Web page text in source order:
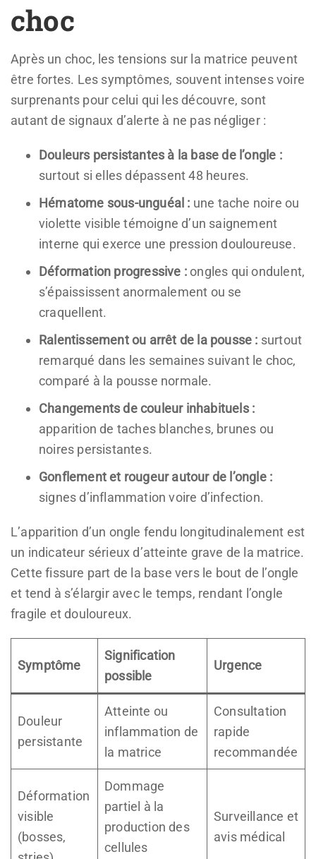
choc
Après un choc, les tensions sur la matrice peuvent
être fortes. Les symptômes, souvent intenses voire
surprenants pour celui qui les découvre, sont
autant de signaux d’alerte à ne pas négliger :
Douleurs persistantes à la base de l’ongle :
surtout si elles dépassent 48 heures.
Hématome sous-unguéal : une tache noire ou
violette visible témoigne d’un saignement
interne qui exerce une pression douloureuse.
Déformation progressive :ongles qui ondulent,
s’épaississent anormalement ou se
craquellent.
Ralentissement ou arrêt de la pousse : surtout
remarqué dans les semaines suivant le choc,
comparé à la pousse normale.
Changements de couleur inhabituels :
apparition de taches blanches, brunes ou
noires persistantes.
Gonflement et rougeur autour de l’ongle :
signes d’inflammation voire d’infection.
L’apparition d’un ongle fendu longitudinalement est
un indicateur sérieux d’atteinte grave de la matrice.
Cette fissure part de la base vers le bout de l’ongle
et tend à s’élargir avec le temps, rendant l’ongle
fragile et douloureux.
Symptôme
Signification
possible
Urgence
Douleur
persistante
Atteinte ou
inflammation de
la matrice
Consultation
rapide
recommandée
Déformation
visible
(bosses,
Dommage
partiel à la
production des
cellules
Surveillance et
avis médical